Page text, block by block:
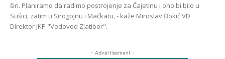
širi. Planiramo da radimo postrojenje za Čajetinu i ono bi bilo u
Sušici, zatim u Sirogojnu i Mačkatu, - kaže Miroslav Đokić VD
Direktor JKP "Vodovod Zlatibor".
- Advertisement -